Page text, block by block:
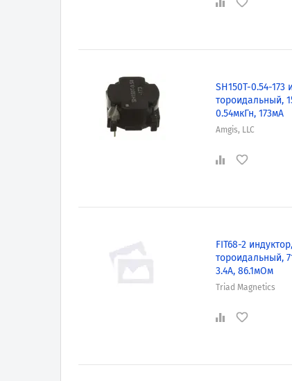
SH150T-0.54-173
тороидальный,
0.54мкГн, 173мА
Amgis, LLC
FIT68-2 индуктор,
тороидальный,
3.4А, 86.1мОм
Triad Magnetics